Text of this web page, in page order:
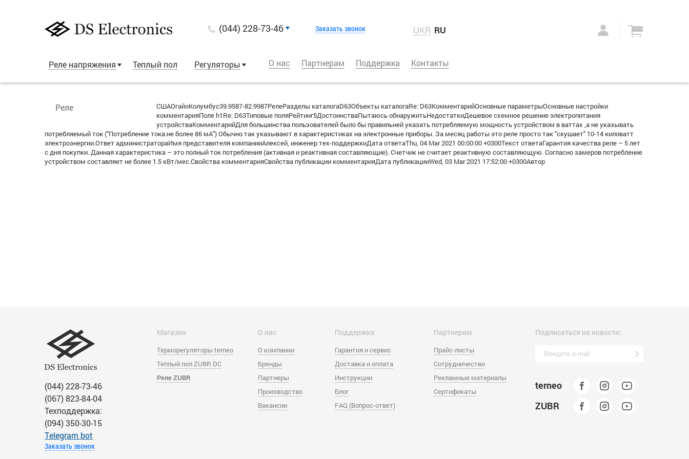
(044) 228-73-46 Заказать звонок UKR RU
Реле напряжения Теплый пол Регуляторы О нас Партнерам Поддержка Контакты
Реле
СШАОгайоКолумбус39.9587-82.9987РелеРазделы каталогаD63Объекты каталогаRe: D63КомментарийОсновные параметрыОсновные настройки
комментарияПоле h1Re: D63Типовые поляРейтинг5ДостоинстваПытаюсь обнаружитьНедостаткиДешевое схемное решение электропитания
устройстваКомментарийДля большинства пользователей было бы правильней указать потребляемую мощность устройством в ваттах ,а не указывать
потребляемый ток ("Потребление тока:не более 86 мА") Обычно так указывают в характеристиках на электронные приборы. За месяц работы это реле просто так "скушает" 10-14 киловатт
электроэнергии.Ответ администратораИмя представителя компанииАлексей, инженер тех-поддержкиДата ответаThu, 04 Mar 2021 00:00:00 +0300Текст ответаГарантия качества реле – 5 лет
с дня покупки. Данная характеристика – это полный ток потребления (активная и реактивная составляющие). Счетчик не считает реактивную составляющую. Согласно замеров потребление
устройством составляет не более 1.5 кВт/мес.Свойства комментарияСвойства публикации комментарияДата публикацииWed, 03 Mar 2021 17:52:00 +0300Автор
(044) 228-73-46
(067) 823-84-04
Техподдержка:
(094) 350-30-15
Тelegram bot
Заказать звонок
Магазин
Терморегуляторы terneo
Теплый пол ZUBR DC
Реле ZUBR
О нас
О компании
Бренды
Партнеры
Производство
Вакансии
Поддержка
Гарантия и сервис
Доставка и оплата
Инструкции
Блог
FAQ (Вопрос-ответ)
Партнерам
Прайс-листы
Сотрудничество
Рекламные материалы
Сертификаты
Подписаться на новости:
terneo
ZUBR